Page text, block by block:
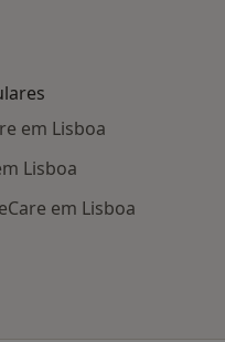
em Lisboa
Lisboa
em Lisboa